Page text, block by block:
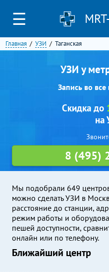
☰
Главная УЗИ Таганская
УЗИ у
Запись во
Мы подобрали 649 центров
можно сделать УЗИ в
расстояние до станции,
режим работы и
пешей доступности,
онлайн или по телефону.
Ближайший центр
Скидка до
на
8 (495)